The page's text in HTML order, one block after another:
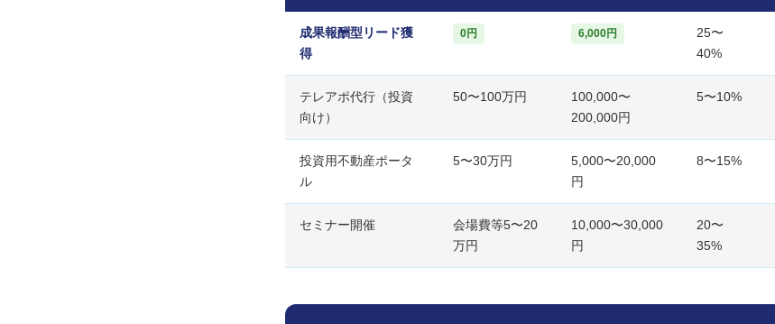
成果報酬型リード獲
得
0円 6,000円
25〜
40%
テレアポ代行（投資
向け）
50〜100万円
100,000〜
200,000円
5〜10%
投資用不動産ポータ
ル
5〜30万円
5,000〜20,000
円
8〜15%
セミナー開催
会場費等5〜20
万円
10,000〜30,000
円
20〜
35%